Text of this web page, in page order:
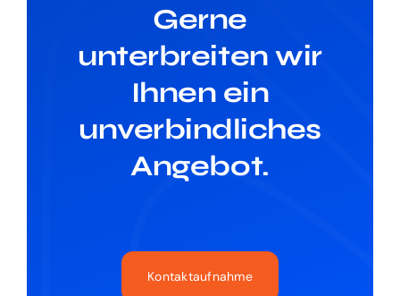
Gerne
unterbreiten wir
Ihnen ein
unverbindliches
Angebot.
Kontaktaufnahme